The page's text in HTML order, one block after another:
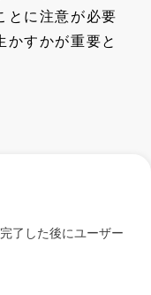
とに注意が必要
かすかが重要と
了した後にユーザー